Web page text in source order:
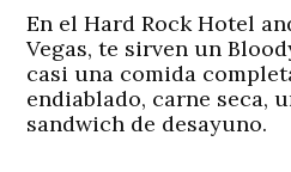
En el Hard Rock Hotel
Vegas, te sirven un
casi una comida
endiablado, carne seca,
sandwich de desayuno.